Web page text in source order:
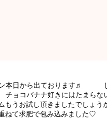
本日から出ております♬ し
コバナナ好きにはたまら
ムもうお試し頂きました
重ねて求肥で包み込みま